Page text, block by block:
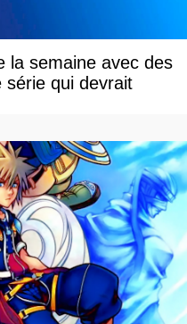
la semaine avec des
série qui devrait